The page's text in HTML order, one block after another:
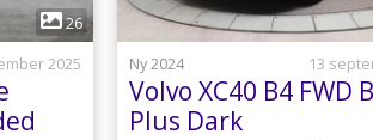
26
2025
1
Ny 2024 13
Volvo XC40 B4 FWD
Plus Dark